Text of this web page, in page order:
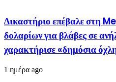
Δικαστήριο επέβαλε στη
δολαρίων για βλάβες σε
χαρακτήρισε «δημόσια
1 ημέρα ago